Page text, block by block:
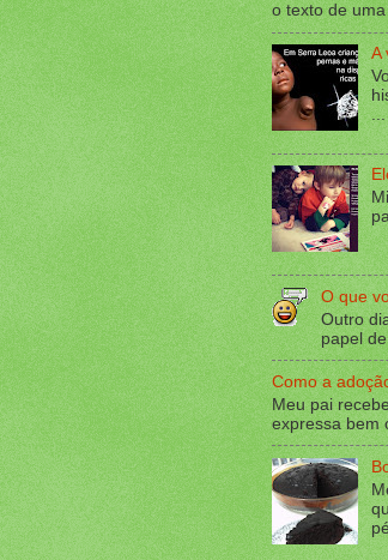
o texto de
A
...
O que
Outro
papel
Como a
Meu pai
expressa bem